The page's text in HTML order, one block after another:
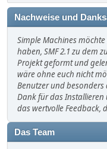
Nachweise und
Simple Machines
haben, SMF 2.1 zu dem
Projekt geformt und
wäre ohne euch nicht
Benutzer und besonders
Dank für das Installieren
das wertvolle Feedback,
Das Team